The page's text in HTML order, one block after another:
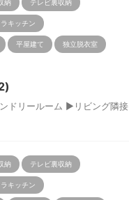
納 テレビ裏収納
キッチン
平屋建て 独立脱衣室
ドリールーム ▶リビング隣接
納 テレビ裏収納
キッチン